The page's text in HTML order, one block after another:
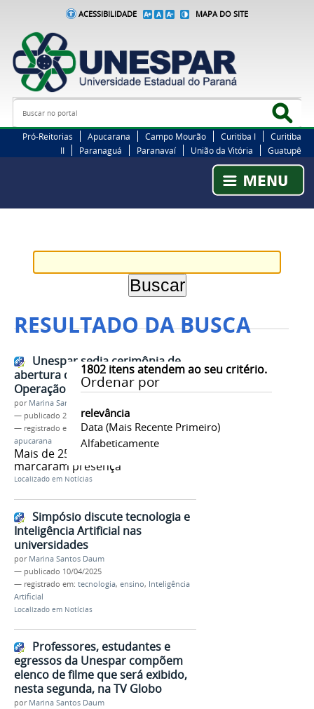
ACESSIBILIDADE MAPA DO SITE
Busca
Pró-Reitorias Apucarana Campo Mourão Curitiba I
Curitiba
II
Paranaguá Paranavaí União da Vitória Guatupê
RESULTADO DA BUSCA
1802itens atendem ao seu critério.
Ordenar por
relevância
Data (mais Recente Primeiro)
Alfabeticamente
Unespar sedia cerimônia de
abertura do 99º Projeto Rondon –
Operação Pé Vermelho
por Marina Santos Daum
— publicado 27/01/2026
— registrado em:
operaçãorondon,pévermelho,
apucarana
Mais de 250 voluntários
marcaram presença
Localizado em Notícias
Simpósio discute tecnologia e
Inteligência Artificial nas
universidades
por Marina Santos Daum
— publicado 10/04/2025
— registrado em: tecnologia, ensino, Inteligência
Artificial
Localizado em Notícias
Professores, estudantes e
egressos da Unespar compõem
elenco de filme que será exibido,
nesta segunda, na TV Globo
por Marina Santos Daum